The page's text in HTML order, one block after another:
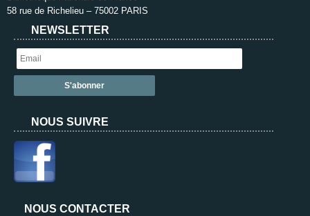
58 rue de Richelieu – 75002 PARIS
NEWSLETTER
NOUS SUIVRE
NOUS CONTACTER